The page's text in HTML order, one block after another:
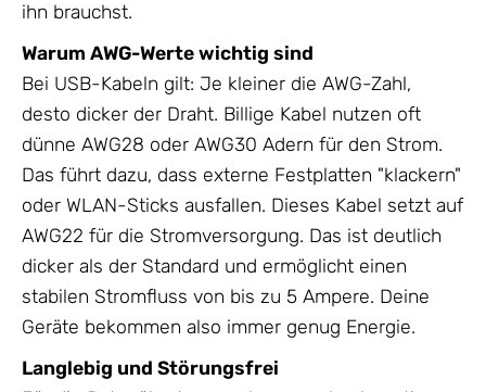
ihn brauchst.
Warum AWG-Werte wichtig sind
Bei USB-Kabeln gilt: Je kleiner die AWG-Zahl,
desto dicker der Draht. Billige Kabel nutzen oft
dünne AWG28 oder AWG30 Adern für den Strom.
Das führt dazu, dass externe Festplatten "klackern"
oder WLAN-Sticks ausfallen. Dieses Kabel setzt auf
AWG22 für die Stromversorgung. Das ist deutlich
dicker als der Standard und ermöglicht einen
stabilen Stromfluss von bis zu 5 Ampere. Deine
Geräte bekommen also immer genug Energie.
Langlebig und Störungsfrei